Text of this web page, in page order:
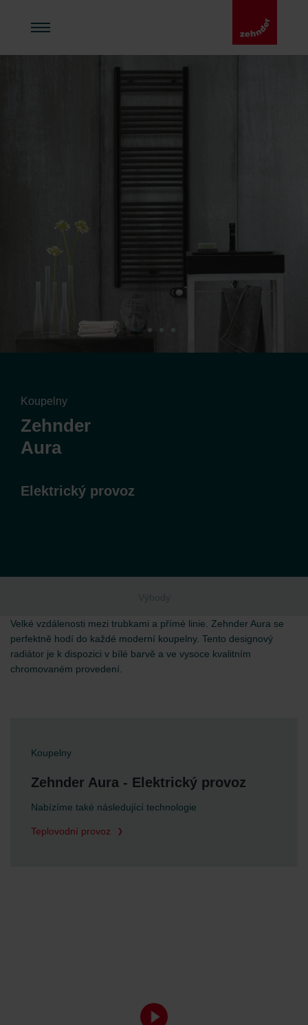
Koupelny
Zehnder
Aura
Elektrický provoz
Výhody
Velké vzdálenosti mezi trubkami a přímé linie. Zehnder Aura se
perfektně hodí do každé moderní koupelny. Tento designový
radiátor je k dispozici v bílé barvě a ve vysoce kvalitním
chromovaném provedení.
Koupelny
Zehnder Aura - Elektrický provoz
Nabízíme také následující technologie
Teplovodní provoz